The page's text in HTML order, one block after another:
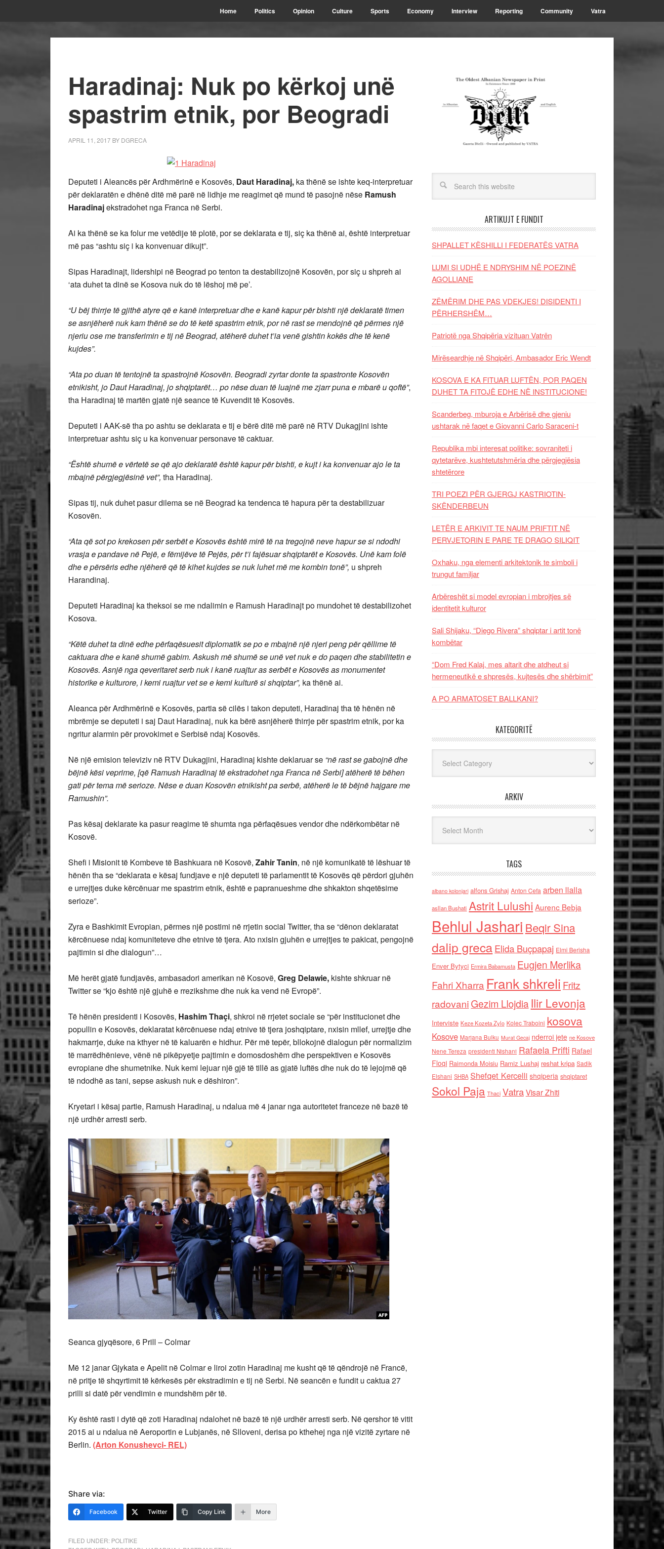
Home Politics Opinion Culture Sports Economy Interview Reporting Community Vatra
Haradinaj: Nuk po kërkoj unë
spastrim etnik, por Beogradi
APRIL 11, 2017 BY DGRECA
Deputeti i Aleancës për Ardhmërinë e Kosovës, Daut Haradinaj, ka thënë se ishte keq-interpretuar
për deklaratën e dhënë ditë më parë në lidhje me reagimet që mund të pasojnë nëse Ramush
Haradinajekstradohet nga Franca në Serbi.
Ai ka thënë se ka folur me vetëdije të plotë, por se deklarata e tij, siç ka thënë ai, është interpretuar
më pas “ashtu siç i ka konvenuar dikujt”.
Sipas Haradinajt, lidershipi në Beograd po tenton ta destabilizojnë Kosovën, por siç u shpreh ai
‘ata duhet ta dinë se Kosova nuk do të lëshoj më pe’.
“U bëj thirrje të gjithë atyre që e kanë interpretuar dhe e kanë kapur për bishti një deklaratë timen
se asnjëherë nuk kam thënë se do të ketë spastrim etnik, por në rast se mendojnë që përmes një
njeriu ose me transferimin e tij në Beograd, atëherë duhet t’ia venë gishtin kokës dhe të kenë
kujdes”.
“Ata po duan të tentojnë ta spastrojnë Kosovën. Beogradi zyrtar donte ta spastronte Kosovën
etnikisht, jo Daut Haradinaj, jo shqiptarët… po nëse duan të luajnë me zjarr puna e mbarë u qoftë”,
tha Haradinaj të martën gjatë një seance të Kuvendit të Kosovës.
Deputeti i AAK-së tha po ashtu se deklarata e tij e bërë ditë më parë në RTV Dukagjini ishte
interpretuar ashtu siç u ka konvenuar personave të caktuar.
“Është shumë e vërtetë se që ajo deklaratë është kapur për bishti, e kujt i ka konvenuar ajo le ta
mbajnë përgjegjësinë vet”, tha Haradinaj.
Sipas tij, nuk duhet pasur dilema se në Beograd ka tendenca të hapura për ta destabilizuar
Kosovën.
“Ata që sot po krekosen për serbët e Kosovës është mirë të na tregojnë neve hapur se si ndodhi
vrasja e pandave në Pejë, e fëmijëve të Pejës, për t’i fajësuar shqiptarët e Kosovës. Unë kam folë
dhe e përsëris edhe njëherë që të kihet kujdes se nuk luhet më me kombin tonë”, u shpreh
Harandinaj.
Deputeti Haradinaj ka theksoi se me ndalimin e Ramush Haradinajt po mundohet të destabilizohet
Kosova.
“Këtë duhet ta dinë edhe përfaqësuesit diplomatik se po e mbajnë një njeri peng për qëllime të
caktuara dhe e kanë shumë gabim. Askush më shumë se unë vet nuk e do paqen dhe stabilitetin e
Kosovës. Asnjë nga qeveritaret serb nuk i kanë ruajtur as serbët e Kosovës as monumentet
historike e kulturore, i kemi ruajtur vet se e kemi kulturë si shqiptar”, ka thënë ai.
Aleanca për Ardhmërinë e Kosovës, partia së cilës i takon deputeti, Haradinaj tha të hënën në
mbrëmje se deputeti i saj Daut Haradinaj, nuk ka bërë asnjëherë thirrje për spastrim etnik, por ka
ngritur alarmin për provokimet e Serbisë ndaj Kosovës.
Në një emision televiziv në RTV Dukagjini, Haradinaj kishte deklaruar se “në rast se gabojnë dhe
bëjnë kësi veprime, [që Ramush Haradinaj të ekstradohet nga Franca në Serbi] atëherë të bëhen
gati për tema më serioze. Nëse e duan Kosovën etnikisht pa serbë, atëherë le të bëjnë hajgare me
Ramushin”.
Pas kësaj deklarate ka pasur reagime të shumta nga përfaqësues vendor dhe ndërkombëtar në
Kosovë.
Shefi i Misionit të Kombeve të Bashkuara në Kosovë, Zahir Tanin, në një komunikatë të lëshuar të
hënën tha se “deklarata e kësaj fundjave e një deputeti të parlamentit të Kosovës që përdori gjuhën
e urrejtjes duke kërcënuar me spastrim etnik, është e papranueshme dhe shkakton shqetësime
serioze”.
Zyra e Bashkimit Evropian, përmes një postimi në rrjetin social Twitter, tha se “dënon deklaratat
kërcënuese ndaj komuniteteve dhe etnive të tjera. Ato nxisin gjuhën e urrejtjes te pakicat, pengojnë
pajtimin si dhe dialogun”…
Më herët gjatë fundjavës, ambasadori amerikan në Kosovë, Greg Delawie, kishte shkruar në
Twitter se “kjo është një gjuhë e rrezikshme dhe nuk ka vend në Evropë”.
Të hënën presidenti i Kosovës, Hashim Thaçi, shkroi në rrjetet sociale se “për institucionet dhe
popullin e Kosovës, deklaratat kërcënuese ndaj etnive të tjera joshqiptare, nxisin mllef, urrejtje dhe
hakmarrje, duke na kthyer në të kaluarën e hidhur. Për më tepër, bllokojnë dialogun për normalizim
të marrëdhënieve, vënë në pikëpyetje pajtimin e domosdoshëm dhe perspektiven e Kosovës
evropiane dhe shumetnike. Nuk kemi lejuar një gjë të tillë as gjatë luftës dhe nuk do të lejojmë që
të ndodhë as tani, sepse askush nuk e dëshiron”.
Kryetari i kësaj partie, Ramush Haradinaj, u ndalua më 4 janar nga autoritetet franceze në bazë të
një urdhër arresti serb.
Seanca gjyqësore, 6 Prill – Colmar
Më 12 janar Gjykata e Apelit në Colmar e liroi zotin Haradinaj me kusht që të qëndrojë në Francë,
në pritje të shqyrtimit të kërkesës për ekstradimin e tij në Serbi. Në seancën e fundit u caktua 27
prilli si datë për vendimin e mundshëm për të.
Ky është rasti i dytë që zoti Haradinaj ndalohet në bazë të një urdhër arresti serb. Në qershor të vitit
2015 ai u ndalua në Aeroportin e Lubjanës, në Slloveni, derisa po kthehej nga një vizitë zyrtare në
Berlin. (Arton Konushevci- REL)
Share via:
Facebook Twitter Copy Link More
FILED UNDER: POLITIKE
ARTIKUJT E FUNDIT
SHPALLET KËSHILLI I FEDERATËS VATRA
LUMI SI UDHË E NDRYSHIM NË POEZINË
AGOLLIANE
ZËMËRIM DHE PAS VDEKJES! DISIDENTI I
PËRHERSHËM…
Patriotë nga Shqipëria vizituan Vatrën
Mirëseardhje në Shqipëri, Ambasador Eric Wendt
KOSOVA E KA FITUAR LUFTËN, POR PAQEN
DUHET TA FITOJË EDHE NË INSTITUCIONE!
Scanderbeg, mburoja e Arbërisë dhe gjeniu
ushtarak në faqet e Giovanni Carlo Saraceni-t
Republika mbi interesat politike: sovraniteti i
qytetarëve, kushtetutshmëria dhe përgjegjësia
shtetërore
TRI POEZI PËR GJERGJ KASTRIOTIN-
SKËNDERBEUN
LETËR E ARKIVIT TE NAUM PRIFTIT NË
PERVJETORIN E PARE TE DRAGO SILIQIT
Oxhaku, nga elementi arkitektonik te simboli i
trungut familjar
Arbëreshët si model evropian i mbrojtjes së
identitetit kulturor
Sali Shijaku, “Diego Rivera” shqiptar i artit tonë
kombëtar
“Dom Fred Kalaj, mes altarit dhe atdheut si
hermeneutikë e shpresës, kujtesës dhe shërbimit”
A PO ARMATOSET BALLKANI?
KATEGORITË
ARKIV
TAGS
albano kolonjari alfons Grishaj Anton Cefa arben llalla
asllan Bushati Astrit Lulushi Aurenc Bebja
Behlul Jashari Beqir Sina
dalip grecaElida Buçpapaj Elmi Berisha
Enver Bytyci Ermira Babamusta Eugjen Merlika
Fahri Xharra Frank shkreli Fritz
radovaniGezim Llojdia Ilir Levonja
Interviste Keze Kozeta Zylo Kolec Traboini kosova
Kosove Marjana Bulku Murat Gecaj nderroi jete ne Kosove
Nene Tereza presidenti Nishani Rafaela Prifti Rafael
Floqi Raimonda Moisiu Ramiz Lushaj reshat kripa Sadik
Elshani SHBA Shefqet Kercelli shqiperia shqiptaret
Sokol Paja Thaci VatraVisar Zhiti